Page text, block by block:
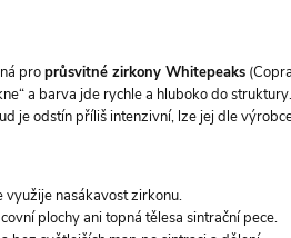
proprůsvitné zirkony Whitepeaks
a barva jde rychle a hluboko do
je odstín příliš intenzivní, lze jej dle
nasákavost zirkonu.
plochy ani topná tělesa sintrační pece.